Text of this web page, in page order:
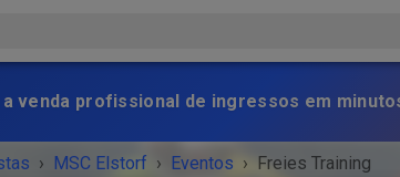
venda profissional de ingressos em
› MSC Elstorf › Eventos › Freies Training